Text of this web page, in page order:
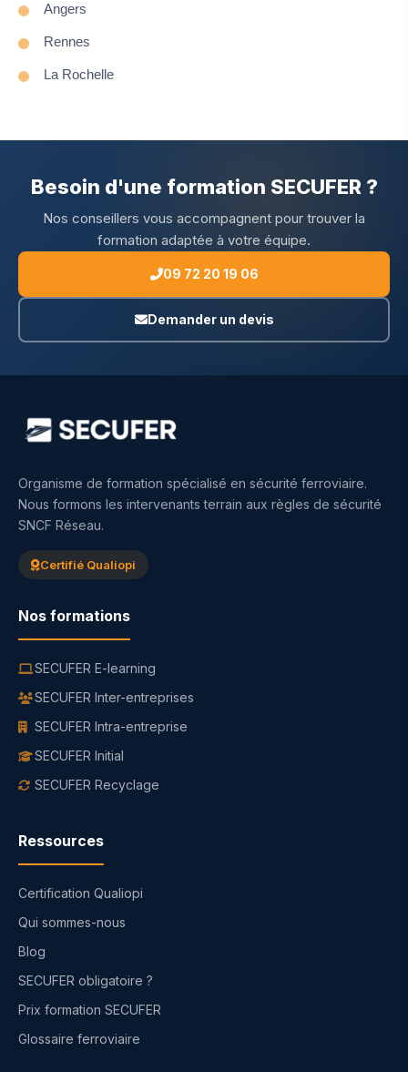
Angers
Rennes
La Rochelle
Besoin d'une formation SECUFER ?
Nos conseillers vous accompagnent pour trouver la
formation adaptée à votre équipe.
09 72 20 19 06
Demander un devis
Organisme de formation spécialisé en sécurité ferroviaire.
Nous formons les intervenants terrain aux règles de sécurité
SNCF Réseau.
Certifié Qualiopi
Nos formations
SECUFER E-learning
SECUFER Inter-entreprises
SECUFER Intra-entreprise
SECUFER Initial
SECUFER Recyclage
Ressources
Certification Qualiopi
Qui sommes-nous
Blog
SECUFER obligatoire ?
Prix formation SECUFER
Glossaire ferroviaire